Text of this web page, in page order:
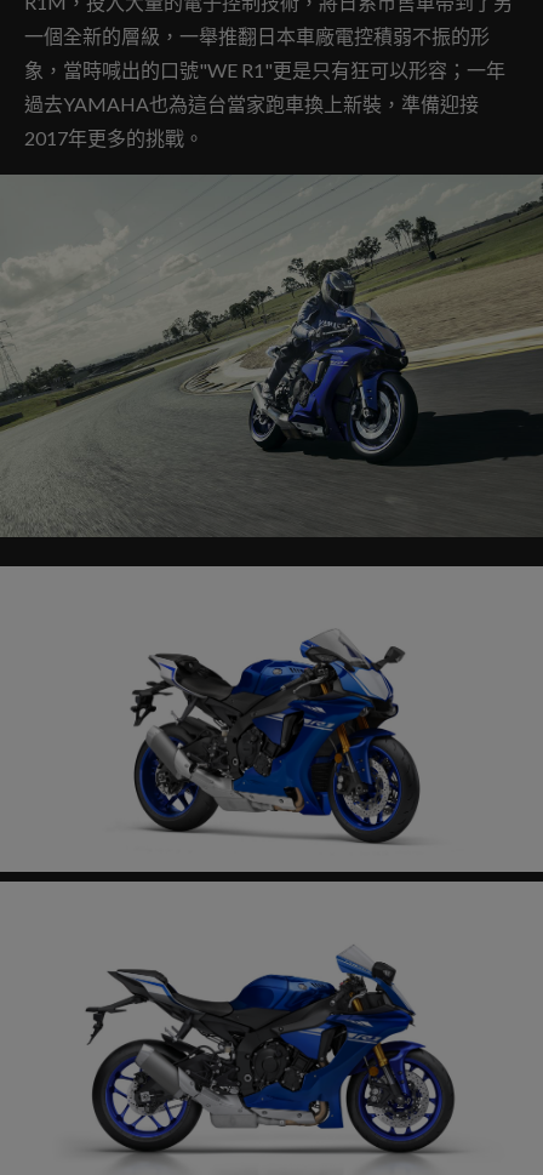
一個全新的層級，一舉推翻日本車廠電控積弱不振的形
象，當時喊出的口號"WE R1"更是只有狂可以形容；一年
過去YAMAHA也為這台當家跑車換上新裝，準備迎接
2017年更多的挑戰。